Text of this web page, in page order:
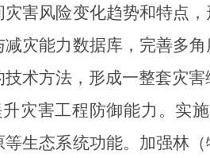
灾害风险变化趋势和特点
减灾能力数据库，完善多
技术方法，形成一整套灾
灾害工程防御能力 。 实
等生态系统功能。加强林 （